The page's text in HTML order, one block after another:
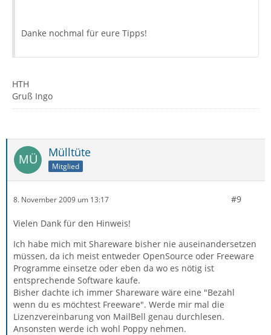
Danke nochmal für eure Tipps!
HTH
Gruß Ingo
Mülltüte
Mitglied
8. November 2009 um 13:17 #9
Vielen Dank für den Hinweis!
Ich habe mich mit Shareware bisher nie auseinandersetzen
müssen, da ich meist entweder OpenSource oder Freeware
Programme einsetze oder eben da wo es nötig ist
entsprechende Software kaufe.
Bisher dachte ich immer Shareware wäre eine "Bezahl
wenn du es möchtest Freeware". Werde mir mal die
Lizenzvereinbarung von MailBell genau durchlesen.
Ansonsten werde ich wohl Poppy nehmen.